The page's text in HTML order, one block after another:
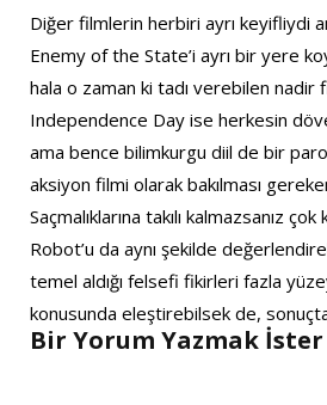
Diğer filmlerin herbiri ayrı keyifliydi
Enemy of the State’i ayrı bir yere
hala o zaman ki tadı verebilen nadir
Independence Day ise herkesin
ama bence bilimkurgu diil de bir
aksiyon filmi olarak bakılması
Saçmalıklarına takılı kalmazsanız
Robot’u da aynı şekilde
temel aldığı felsefi fikirleri fazla
konusunda eleştirebilsek de,
Bir Yorum Yazmak